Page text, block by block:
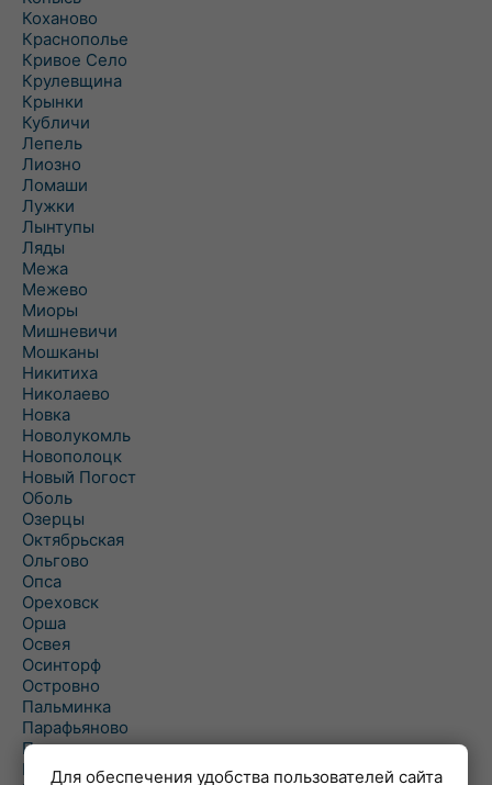
Коханово
Краснополье
Кривое Село
Крулевщина
Крынки
Кубличи
Лепель
Лиозно
Ломаши
Лужки
Лынтупы
Ляды
Межа
Межево
Миоры
Мишневичи
Мошканы
Никитиха
Николаево
Новка
Новолукомль
Новополоцк
Новый Погост
Оболь
Озерцы
Октябрьская
Ольгово
Опса
Ореховск
Орша
Освея
Осинторф
Островно
Пальминка
Парафьяново
Плисса
ПовятьеДля обеспечения удобства пользователей сайта